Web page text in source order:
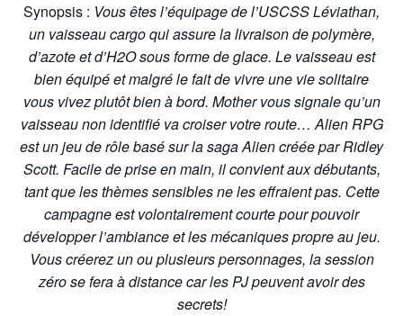
Synopsis : Vous êtes l’équipage de l’USCSS Léviathan,
un vaisseau cargo qui assure la livraison de polymère,
d’azote et d’H2O sous forme de glace. Le vaisseau est
bien équipé et malgré le fait de vivre une vie solitaire
vous vivez plutôt bien à bord. Mother vous signale qu’un
vaisseau non identifié va croiser votre route… Alien RPG
est un jeu de rôle basé sur la saga Alien créée par Ridley
Scott. Facile de prise en main, il convient aux débutants,
tant que les thèmes sensibles ne les effraient pas. Cette
campagne est volontairement courte pour pouvoir
développer l’ambiance et les mécaniques propre au jeu.
Vous créerez un ou plusieurs personnages, la session
zéro se fera à distance car les PJ peuvent avoir des
secrets!